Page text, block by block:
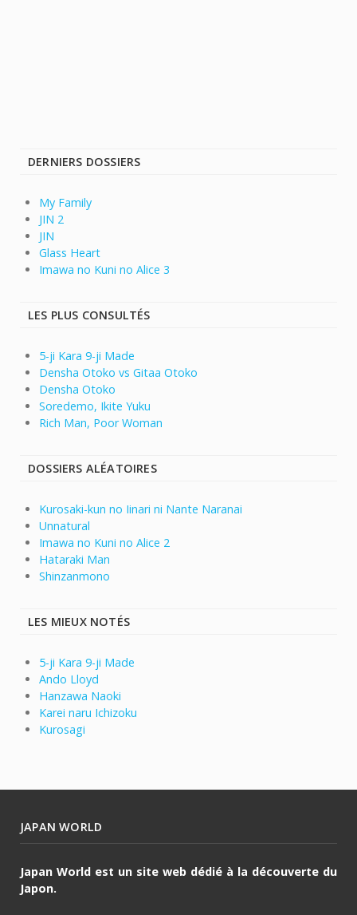
DERNIERS DOSSIERS
My Family
JIN 2
JIN
Glass Heart
Imawa no Kuni no Alice 3
LES PLUS CONSULTÉS
5-ji Kara 9-ji Made
Densha Otoko vs Gitaa Otoko
Densha Otoko
Soredemo, Ikite Yuku
Rich Man, Poor Woman
DOSSIERS ALÉATOIRES
Kurosaki-kun no Iinari ni Nante Naranai
Unnatural
Imawa no Kuni no Alice 2
Hataraki Man
Shinzanmono
LES MIEUX NOTÉS
5-ji Kara 9-ji Made
Ando Lloyd
Hanzawa Naoki
Karei naru Ichizoku
Kurosagi
JAPAN WORLD
Japan World est un site web dédié à la découverte du
Japon.